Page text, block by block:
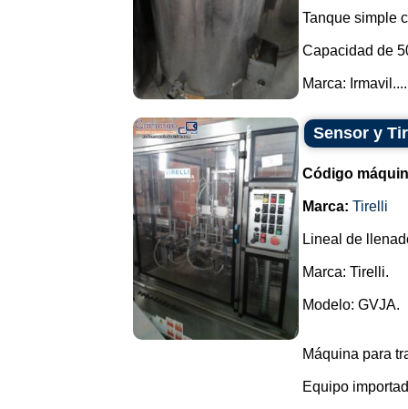
Tanque simple
Capacidad de
Marca: Irmavil....
Sensor y
Código
Marca: Tirelli
Lineal de
Marca: Tirelli.
Modelo: GVJA.
Máquina para
Equipo